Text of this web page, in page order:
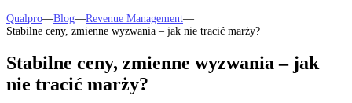
Qualpro—Blog—Revenue Management—
Stabilne ceny, zmienne wyzwania – jak nie tracić marży?
Stabilne ceny, zmienne wyzwania – jak
nie tracić marży?